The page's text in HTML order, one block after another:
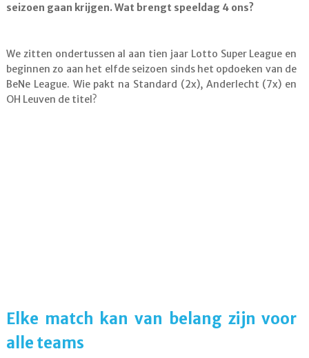
seizoen gaan krijgen. Wat brengt speeldag 4 ons?
We zitten ondertussen al aan tien jaar Lotto Super League en
beginnen zo aan het elfde seizoen sinds het opdoeken van de
BeNe League. Wie pakt na Standard (2x), Anderlecht (7x) en
OH Leuven de titel?
Elke match kan van belang zijn voor
alle teams